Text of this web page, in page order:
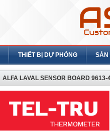
THIẾT BỊ DỰ PHÒNG SẢN
ALFA LAVAL SENSOR BOARD 9613-